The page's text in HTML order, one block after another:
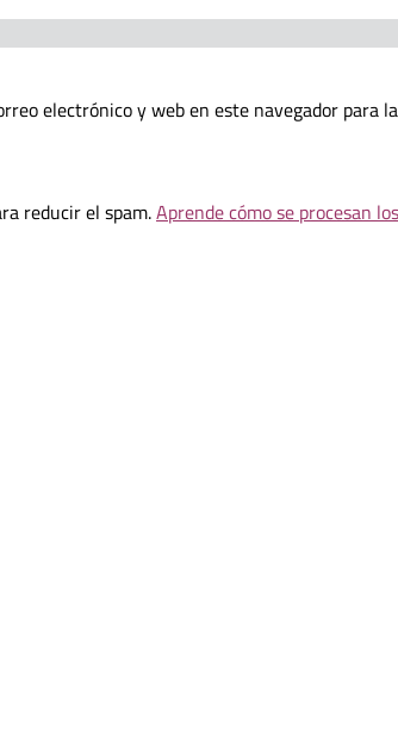
electrónico y web en este navegador para
reducir el spam.Aprende cómo se procesan